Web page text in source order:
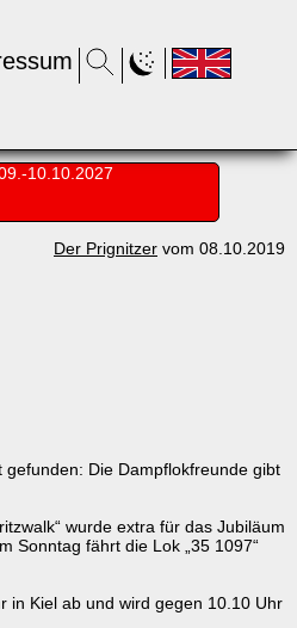
10.10.2027
Der Prignitzer vom 08.10.2019
Die Dampflokfreunde gibt
wurde extra für das Jubiläum
Sonntag fährt die Lok „35 1097“
in Kiel ab und wird gegen 10.10 Uhr